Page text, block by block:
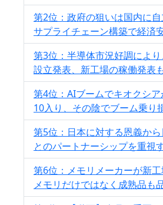
第2位：政府の狙いは国内に
サプライチェーン構築で経済
第3位：半導体市況好調によ
設立発表、新工場の稼働発表
第4位：AIブームでキオクシ
10入り、その陰でブーム乗り
第5位：日本に対する恩義か
とのパートナーシップを重視
第6位：メモリメーカーが新工
メモリだけではなく成熟品も